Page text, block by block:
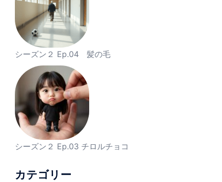
シーズン２ Ep.04 髪の毛
シーズン２ Ep.03 チロルチョコ
カテゴリー